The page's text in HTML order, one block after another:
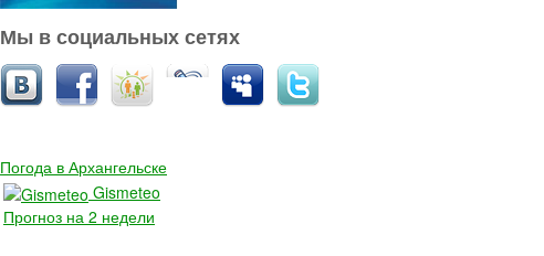
Мы в социальных сетях
Погода в Архангельске
Gismeteo
Прогноз на 2 недели